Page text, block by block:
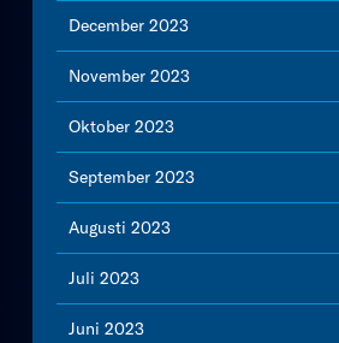
December 2023
November 2023
Oktober 2023
September 2023
Augusti 2023
Juli 2023
Juni 2023